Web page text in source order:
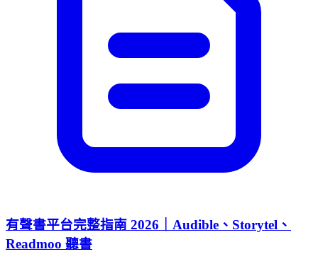
有聲書平台完整指南 2026｜Audible、Storytel、
Readmoo 聽書